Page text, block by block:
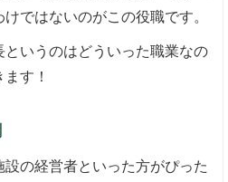
ではないのがこの役職です。
いうのはどういった職業なの
す！
の経営者といった方がぴった